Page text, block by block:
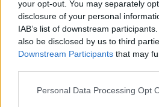
your opt-out. You may separately
disclosure of your personal
IAB’s list of downstream
also be disclosed by us to third
Downstream Participants that may
Please note that this website/app
Personal Data Processing Opt